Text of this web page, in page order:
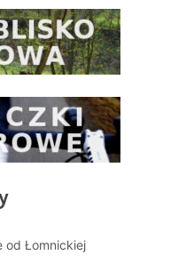
od Łomnickiej